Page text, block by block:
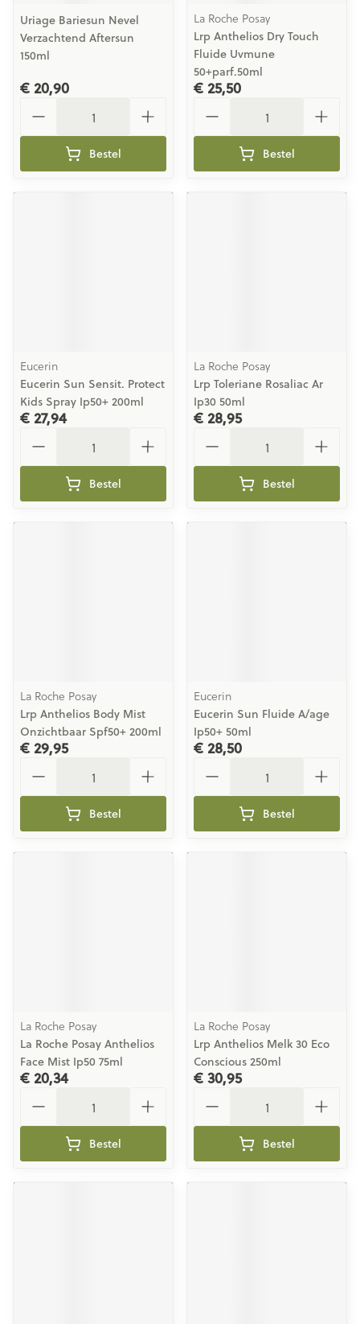
Uriage Bariesun Nevel
Verzachtend Aftersun
150ml
€ 20,90
Bestel
La Roche Posay
Lrp Anthelios Dry Touch
Fluide Uvmune
50+parf.50ml
€ 25,50
Bestel
Eucerin
Eucerin Sun Sensit. Protect
Kids Spray Ip50+ 200ml
€ 27,94
Bestel
La Roche Posay
Lrp Toleriane Rosaliac Ar
Ip30 50ml
€ 28,95
Bestel
La Roche Posay
Lrp Anthelios Body Mist
Onzichtbaar Spf50+ 200ml
€ 29,95
Bestel
Eucerin
Eucerin Sun Fluide A/age
Ip50+ 50ml
€ 28,50
Bestel
La Roche Posay
La Roche Posay Anthelios
Face Mist Ip50 75ml
€ 20,34
Bestel
La Roche Posay
Lrp Anthelios Melk 30 Eco
Conscious 250ml
€ 30,95
Bestel